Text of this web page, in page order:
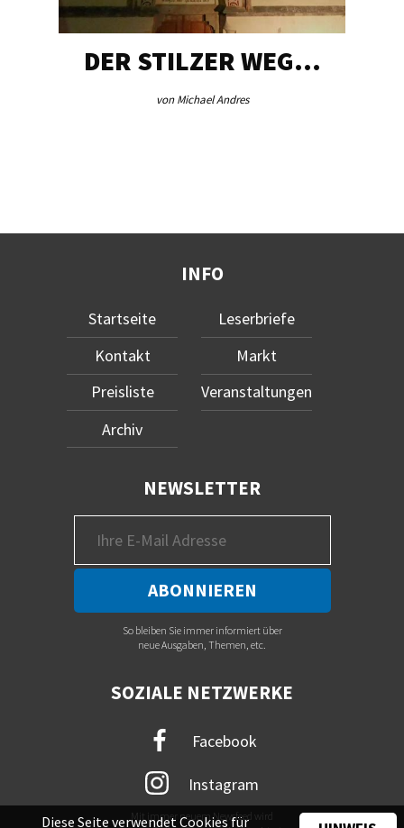
DER STILZER WEG…
von Michael Andres
INFO
Startseite
Kontakt
Preisliste
Archiv
Leserbriefe
Markt
Veranstaltungen
NEWSLETTER
So bleiben Sie immer informiert über
neue Ausgaben, Themen, etc.
SOZIALE NETZWERKE
Facebook
Instagram
Mit immer neuem Newsfeed wird
Diese Seite verwendet Cookies für